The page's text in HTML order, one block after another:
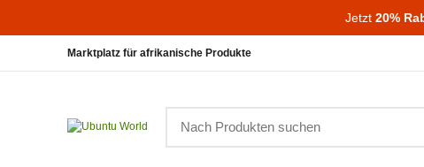
Marktplatz für afrikanische Produkte
Jetzt 20%